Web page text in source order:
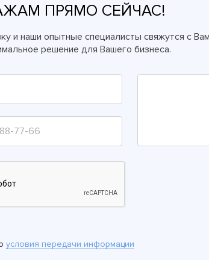
ПРЯМО СЕЙЧАС!
и наши опытные специалисты свяжутся с
решение для Вашего бизнеса.
условия передачи информации